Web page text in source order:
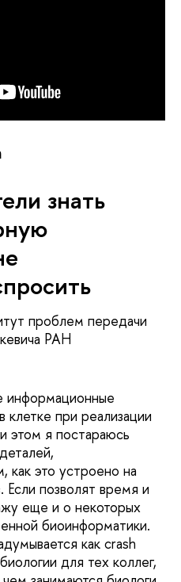
знать
проблем передачи
РАН
информационные
при реализации
этом я постараюсь
как это устроено на
позволят время и
еще и о некоторых
биоинформатики.
как crash
для тех коллег,